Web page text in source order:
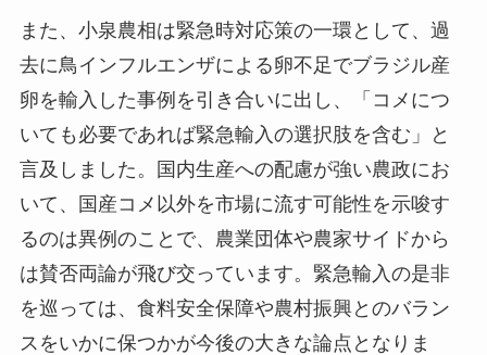
また、小泉農相は緊急時対応策の一環として、過
去に鳥インフルエンザによる卵不足でブラジル産
卵を輸入した事例を引き合いに出し、「コメにつ
いても必要であれば緊急輸入の選択肢を含む」と
言及しました。国内生産への配慮が強い農政にお
いて、国産コメ以外を市場に流す可能性を示唆す
るのは異例のことで、農業団体や農家サイドから
は賛否両論が飛び交っています。緊急輸入の是非
を巡っては、食料安全保障や農村振興とのバラン
スをいかに保つかが今後の大きな論点となりま